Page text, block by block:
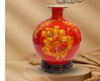
có
biến
thể.
Các
tùy